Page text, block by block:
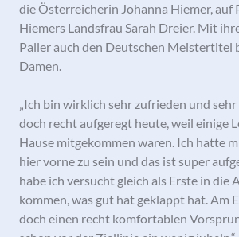
die Österreicherin Johanna Hiemer, auf
Hiemers Landsfrau Sarah Dreier. Mit
Paller auch den Deutschen Meistertitel
Damen.
„Ich bin wirklich sehr zufrieden und
doch recht aufgeregt heute, weil einige
Hause mitgekommen waren. Ich hatte
hier vorne zu sein und das ist super
habe ich versucht gleich als Erste in die
kommen, was gut hat geklappt hat. Am
doch einen recht komfortablen